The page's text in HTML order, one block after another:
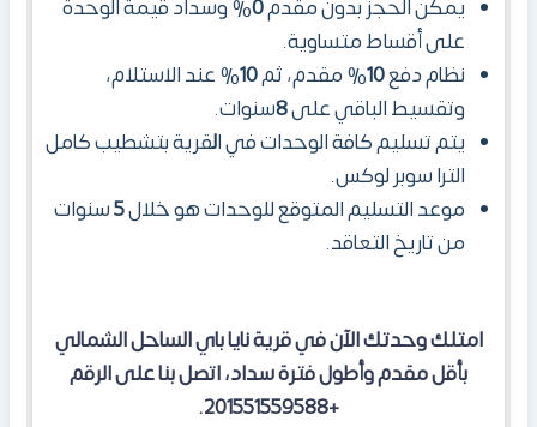
يمكن الحجز بدون مقدم0% وسداد قيمة الوحدة
على أقساط متساوية.
نظام دفع10% مقدم، ثم10% عند الاستلام،
وتقسيط الباقي على8سنوات.
يتم تسليم كافة الوحدات في القريةبتشطيب كامل
الترا سوبر لوكس.
موعد التسليم المتوقع للوحدات هو خلال5سنوات
من تاريخ التعاقد.
امتلك وحدتك الآن في قرية نايا باي الساحل الشمالي
بأقل مقدم وأطول فترة سداد، اتصل بنا على الرقم
+201551559588.